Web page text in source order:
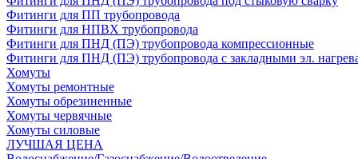
Фитинги для ПП трубопровода
Фитинги для НПВХ трубопровода
Фитинги для ПНД (ПЭ) трубопровода компрессионные
Фитинги для ПНД (ПЭ) трубопровода с закладными эл.
Хомуты
Хомуты ремонтные
Хомуты обрезиненные
Хомуты червячные
Хомуты силовые
ЛУЧШАЯ ЦЕНА